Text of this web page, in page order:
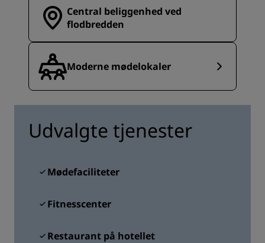
Central beliggenhed ved
flodbredden
Moderne mødelokaler
Udvalgte tjenester
Mødefaciliteter
Fitnesscenter
Restaurant på hotellet